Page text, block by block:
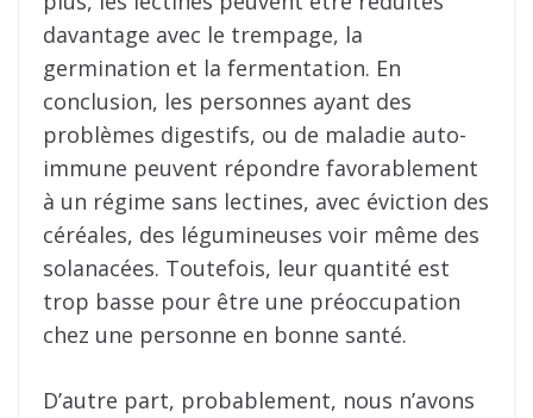
davantage avec le trempage, la
germination et la fermentation. En
conclusion, les personnes ayant des
problèmes digestifs, ou de maladie auto-
immune peuvent répondre favorablement
à un régime sans lectines, avec éviction des
céréales, des légumineuses voir même des
solanacées. Toutefois, leur quantité est
trop basse pour être une préoccupation
chez une personne en bonne santé.
D’autre part, probablement, nous n’avons